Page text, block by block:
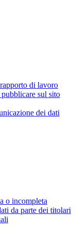
di lavoro
sul sito
dei dati
o incompleta
da parte dei titolari